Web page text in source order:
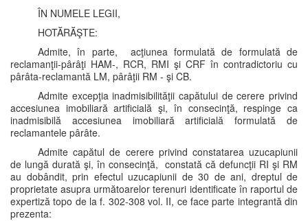
ÎN NUMELE LEGII,
HOTĂRĂŞTE:
Admite, în parte, acţiunea formulată de formulată de
reclamanţii-pârâţi HAM-, RCR, RMI şi CRF în contradictoriu cu
pârâta-reclamantă LM, pârâţii RM - şi CB.
Admite excepţia inadmisibilităţii capătului de cerere privind
accesiunea imobiliară artificială şi, în consecinţă, respinge ca
inadmisibilă accesiunea imobiliară artificială formulată de
reclamantele pârâte.
Admite capătul de cerere privind constatarea uzucapiunii
de lungă durată şi, în consecinţă, constată că defuncţii RI şi RM
au dobândit, prin efectul uzucapiunii de 30 de ani, dreptul de
proprietate asupra următoarelor terenuri identificate în raportul de
expertiză topo de la f. 302-308 vol. II, ce face parte integrantă din
prezenta: